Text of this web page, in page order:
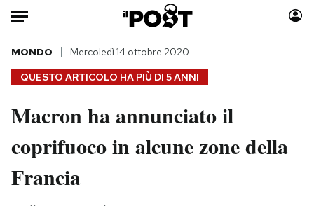
Auto
HOME
Italia
Politica
Tecnologia
Moda
Consumismi
QUESTO ARTICOLO HA PIÙ DI 5 ANNI
MONDO Mercoledì 14 ottobre 2020
Macron ha annunciato il
coprifuoco in alcune zone della
Francia